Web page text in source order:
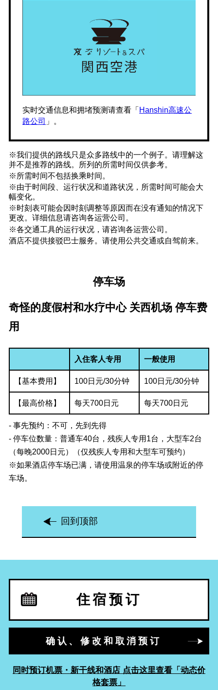
实时交通信息和拥堵预测请查看「 Hanshin高速公
路公司 」。
※我们提供的路线只是众多路线中的一个例子。请理解这
并不是推荐的路线。所列的所需时间仅供参考。
※所需时间不包括换乘时间。
※由于时间段、运行状况和道路状况，所需时间可能会大
幅变化。
※时刻表可能会因时刻调整等原因而在没有通知的情况下
更改。详细信息请咨询各运营公司。
※各交通工具的运行状况，请咨询各运营公司。
酒店不提供接驳巴士服务。请使用公共交通或自驾前来。
停车场
奇怪的度假村和水疗中心 关西机场 停车费
用
入住客人专用 一般使用
【基本费用】 100日元/30分钟 100日元/30分钟
【最高价格】 每天700日元 每天700日元
- 事先预约：不可，先到先得
- 停车位数量：普通车40台，残疾人专用1台，大型车2台
（每晚2000日元）（仅残疾人专用和大型车可预约）
※如果酒店停车场已满，请使用温泉的停车场或附近的停
车场。
回到顶部
住宿预订
确认、修改和取消预订
同时预订机票・新干线和酒店 点击这里查看「动态价
格套票」